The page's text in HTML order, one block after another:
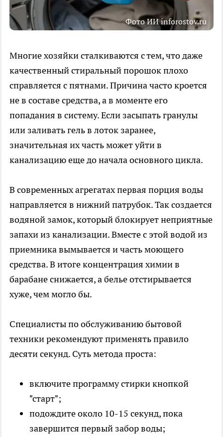
Фото ИИ inforostov.ru
Многие хозяйки сталкиваются с тем, что даже
качественный стиральный порошок плохо
справляется с пятнами. Причина часто кроется
не в составе средства, а в моменте его
попадания в систему. Если засыпать гранулы
или заливать гель в лоток заранее,
значительная их часть может уйти в
канализацию еще до начала основного цикла.
В современных агрегатах первая порция воды
направляется в нижний патрубок. Так создается
водяной замок, который блокирует неприятные
запахи из канализации. Вместе с этой водой из
приемника вымывается и часть моющего
средства. В итоге концентрация химии в
барабане снижается, а белье отстирывается
хуже, чем могло бы.
Специалисты по обслуживанию бытовой
техники рекомендуют применять правило
десяти секунд. Суть метода проста:
включите программу стирки кнопкой
"старт";
подождите около 10-15 секунд, пока
завершится первый забор воды;